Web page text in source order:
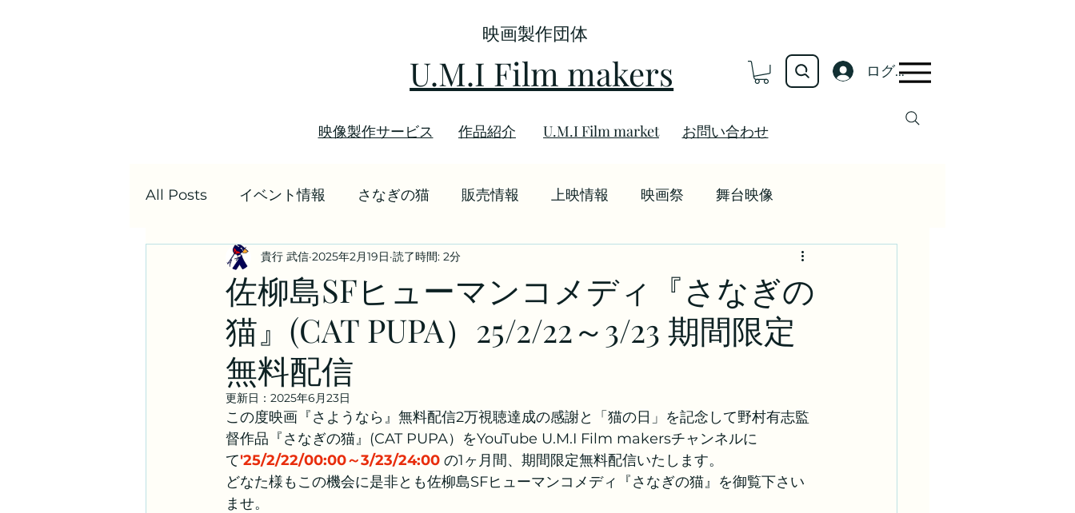
U.M.I Film makers
映画製作団体
ログイン
映像製作サービス ​作品紹介 U.M.I Film market お問い合わせ
All Posts イベント情報 さなぎの猫 販売情報 上映情報 映画祭 舞台映像
季刊ライトシネマ 配信情報 逢坂みどり
佐柳島SFヒューマンコメディ『さなぎの
猫』(CAT PUPA）25/2/22～3/23 期間限定
無料配信
貴行 武信 2025年2月19日 読了時間: 2分
更新日： 2025年6月23日
この度映画『さようなら』無料配信2万視聴達成の感謝と「猫の日」を記念して野村有志監
督作品『さなぎの猫』(CAT PUPA）をYouTube U.M.I Film makersチャンネルに
て'25/2/22/00:00～3/23/24:00 の1ヶ月間、期間限定無料配信いたします。
どなた様もこの機会に是非とも佐柳島SFヒューマンコメディ『さなぎの猫』を御覧下さい
ませ。